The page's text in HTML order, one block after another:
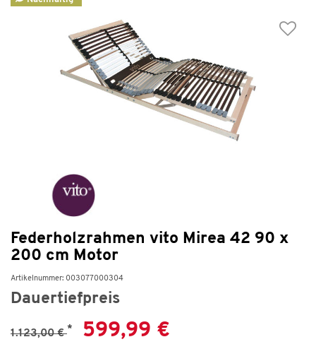
Federholzrahmen vito Mirea 42 90 x
200 cm Motor
Artikelnummer: 003077000304
Dauertiefpreis
1.123,00 €* 599,99 €